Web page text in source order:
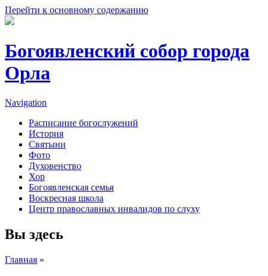
Перейти к основному содержанию
Богоявленский собор города
Орла
Navigation
Расписание богослужений
История
Святыни
Фото
Духовенство
Хор
Богоявленская семья
Воскресная школа
Центр православных инвалидов по слуху
Вы здесь
Главная »